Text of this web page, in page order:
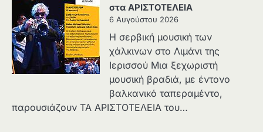
στα ΑΡΙΣΤΟΤΕΛΕΙΑ
6 Αυγούστου 2026
Η σερβική μουσική των
χάλκινων στο Λιμάνι της
Ιερισσού Μια ξεχωριστή
μουσική βραδιά, με έντονο
βαλκανικό ταπεραμέντο,
παρουσιάζουν ΤΑ ΑΡΙΣΤΟΤΕΛΕΙΑ του…